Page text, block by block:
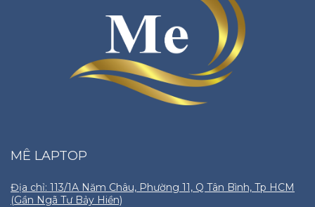
MÊ LAPTOP
Địa chỉ: 113/1A Năm Châu, Phường 11, Q Tân Bình, Tp HCM
(Gần Ngã Tư Bảy Hiền)